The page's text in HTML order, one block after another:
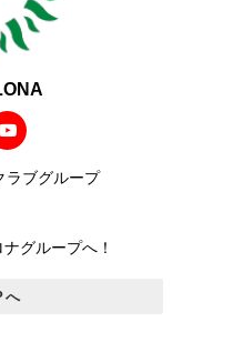
ラブグループ
グループへ！
へ